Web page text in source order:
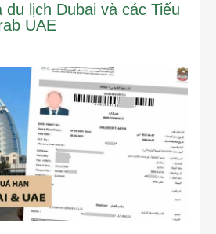
du lịch Dubai và các Tiểu
UAE